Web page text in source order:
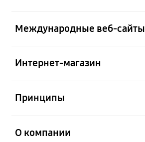
Международные веб-сайты
Интернет-магазин
Принципы
О компании